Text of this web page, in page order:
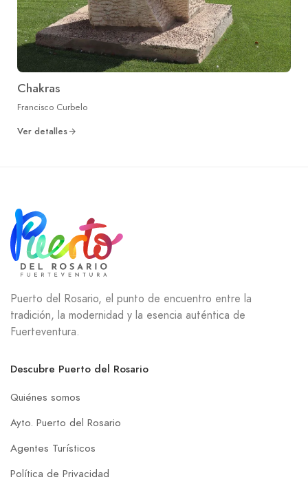
Chakras
Francisco Curbelo
Ver detalles
Puerto del Rosario, el punto de encuentro entre la
tradición, la modernidad y la esencia auténtica de
Fuerteventura.
Descubre Puerto del Rosario
Quiénes somos
Ayto. Puerto del Rosario
Agentes Turísticos
Política de Privacidad